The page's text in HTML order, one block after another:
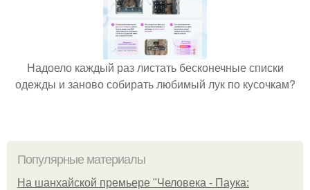
Надоело каждый раз листать бесконечные списки
одежды и заново собирать любимый лук по кусочкам?
Популярные материалы
На шанхайской премьере "Человека - Паука: